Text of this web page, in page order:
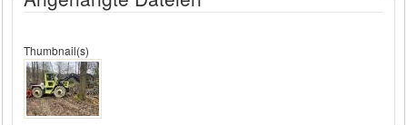
Thumbnail(s)